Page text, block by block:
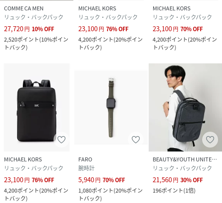
COMME CA MEN
リュック・バックパック
27,720円 10%OFF
2,520ポイント(10%ポイン
トバック)
MICHAEL KORS
リュック・バックパック
23,100円 76%OFF
4,200ポイント(20%ポイン
トバック)
MICHAEL KORS
リュック・バックパック
23,100円 70%OFF
4,200ポイント(20%ポイン
トバック)
MICHAEL KORS
リュック・バックパック
23,100円 76%OFF
4,200ポイント(20%ポイン
トバック)
FARO
腕時計
5,940円 70%OFF
1,080ポイント(20%ポイン
トバック)
BEAUTY&YOUTH UNITED ARROWS
リュック・バックパック
21,560円 30%OFF
196ポイント(1倍)